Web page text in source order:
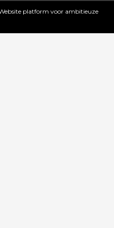
platform voor ambitieuze